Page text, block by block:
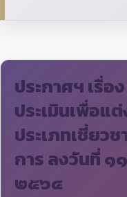
ประกาศฯ เรื่อ
ประเมินเพื่อแ
ประเภทเชี่ยว
การ ลงวันที่
๒๕๖๔